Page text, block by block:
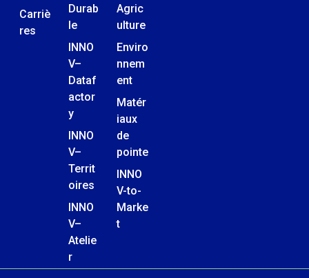
Carriè
res
Durab
le
INNO
V–
Dataf
actor
y
INNO
V–
Territ
oires
INNO
V–
Atelie
r
Agric
ulture
Enviro
nnem
ent
Matér
iaux
de
pointe
INNO
V-to-
Marke
t